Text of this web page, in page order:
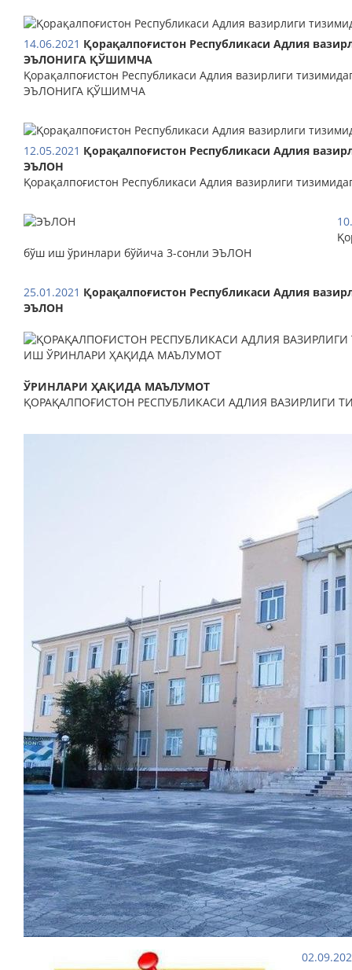
14.06.2021 Қорақалпоғистон Республикаси Адлия
ЭЪЛОНИГА ҚЎШИМЧА
Қорақалпоғистон Республикаси Адлия вазирлиги
ЭЪЛОНИГА ҚЎШИМЧА
12.05.2021 Қорақалпоғистон Республикаси Адлия
ЭЪЛОН
Қорақалпоғистон Республикаси Адлия вазирлиги
бўш иш ўринлари бўйича 3-сонли ЭЪЛОН
25.01.2021 Қорақалпоғистон Республикаси Адлия
ЭЪЛОН
ЎРИНЛАРИ ҲАҚИДА МАЪЛУМОТ
ҚОРАҚАЛПОҒИСТОН РЕСПУБЛИКАСИ АДЛИЯ